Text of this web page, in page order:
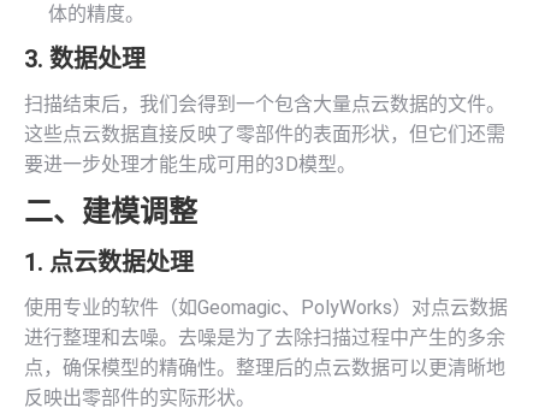
体的精度。
3. 数据处理
扫描结束后，我们会得到一个包含大量点云数据的文件。
这些点云数据直接反映了零部件的表面形状，但它们还需
要进一步处理才能生成可用的3D模型。
二、建模调整
1. 点云数据处理
使用专业的软件（如Geomagic、PolyWorks）对点云数据
进行整理和去噪。去噪是为了去除扫描过程中产生的多余
点，确保模型的精确性。整理后的点云数据可以更清晰地
反映出零部件的实际形状。